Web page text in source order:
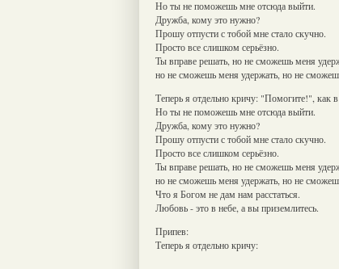
Но ты не поможешь мне отсюда выйти.
Дружба, кому это нужно?
Прошу отпусти с тобой мне стало скучно.
Просто все слишком серьёзно.
Ты вправе решать, но не сможешь меня
но не сможешь меня удержать, но не
Теперь я отдельно кричу: "Помогите!", как
Но ты не поможешь мне отсюда выйти.
Дружба, кому это нужно?
Прошу отпусти с тобой мне стало скучно.
Просто все слишком серьёзно.
Ты вправе решать, но не сможешь меня
но не сможешь меня удержать, но не
Что я Богом не дам нам расстаться.
Любовь - это в небе, а вы приземлитесь.
Припев:
Теперь я отдельно кричу: